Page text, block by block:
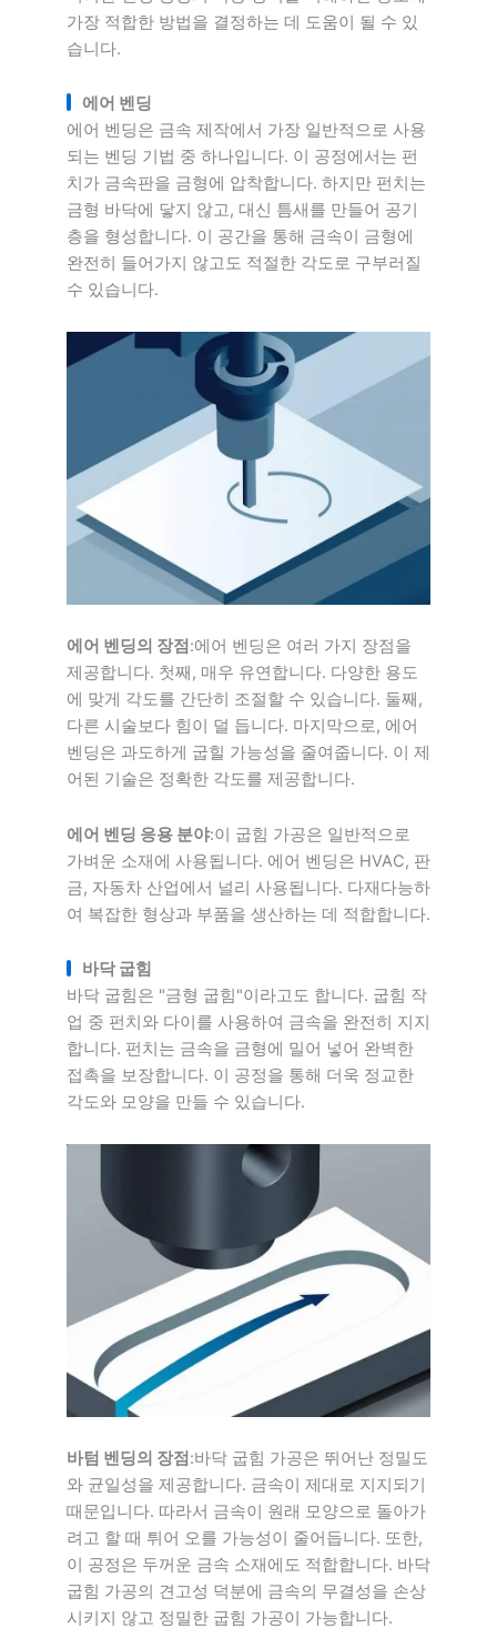
가장 적합한 방법을 결정하는 데 도움이 될 수 있
습니다.
에어 벤딩
에어 벤딩은 금속 제작에서 가장 일반적으로 사용
되는 벤딩 기법 중 하나입니다. 이 공정에서는 펀
치가 금속판을 금형에 압착합니다. 하지만 펀치는
금형 바닥에 닿지 않고, 대신 틈새를 만들어 공기
층을 형성합니다. 이 공간을 통해 금속이 금형에
완전히 들어가지 않고도 적절한 각도로 구부러질
수 있습니다.
에어 벤딩의 장점 :에어 벤딩은 여러 가지 장점을
제공합니다. 첫째, 매우 유연합니다. 다양한 용도
에 맞게 각도를 간단히 조절할 수 있습니다. 둘째,
다른 시술보다 힘이 덜 듭니다. 마지막으로, 에어
벤딩은 과도하게 굽힐 가능성을 줄여줍니다. 이 제
어된 기술은 정확한 각도를 제공합니다.
에어 벤딩 응용 분야:이 굽힘 가공은 일반적으로
가벼운 소재에 사용됩니다. 에어 벤딩은 HVAC, 판
금, 자동차 산업에서 널리 사용됩니다. 다재다능하
여 복잡한 형상과 부품을 생산하는 데 적합합니다.
바닥 굽힘
바닥 굽힘은 "금형 굽힘"이라고도 합니다. 굽힘 작
업 중 펀치와 다이를 사용하여 금속을 완전히 지지
합니다. 펀치는 금속을 금형에 밀어 넣어 완벽한
접촉을 보장합니다. 이 공정을 통해 더욱 정교한
각도와 모양을 만들 수 있습니다.
바텀 벤딩의 장점 :바닥 굽힘 가공은 뛰어난 정밀도
와 균일성을 제공합니다. 금속이 제대로 지지되기
때문입니다. 따라서 금속이 원래 모양으로 돌아가
려고 할 때 튀어 오를 가능성이 줄어듭니다. 또한,
이 공정은 두꺼운 금속 소재에도 적합합니다. 바닥
굽힘 가공의 견고성 덕분에 금속의 무결성을 손상
시키지 않고 정밀한 굽힘 가공이 가능합니다.